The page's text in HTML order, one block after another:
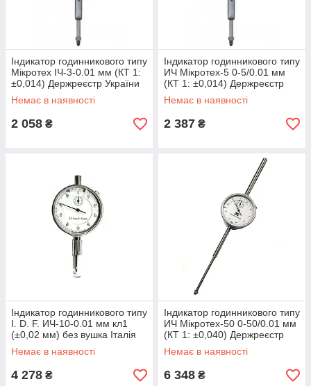
Індикатор годинникового типу
Мікротех ІЧ-3-0.01 мм (КТ 1:
±0,014) Держреєстр України
№У3071-10
Немає в наявності
2 058 ₴
Індикатор годинникового типу
ИЧ Мікротех-5 0-5/0.01 мм
(КТ 1: ±0,014) Держреєстр
України №У3071-10
Немає в наявності
2 387 ₴
Індикатор годинникового типу
I. D. F. ИЧ-10-0.01 мм кл1
(±0,02 мм) без вушка Італія
Немає в наявності
4 278 ₴
Індикатор годинникового типу
ИЧ Мікротех-50 0-50/0.01 мм
(КТ 1: ±0,040) Держреєстр
України №У3071-10
Немає в наявності
6 348 ₴